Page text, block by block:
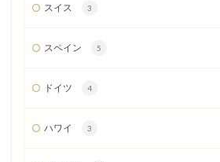
スイス 3
スペイン 5
ドイツ 4
ハワイ 3